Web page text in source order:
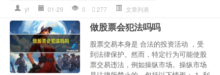
yf 01-29 0 277 文章列表
做股票会犯法吗吗
股票交易本身是 合法的投资活动 ，受
到法律保护。然而，特定行为可能使股
票交易违法，例如操纵市场。操纵市场